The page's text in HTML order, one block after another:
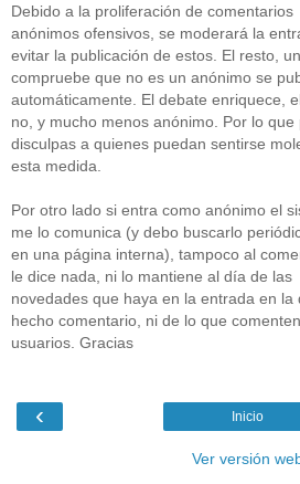
Debido a la proliferación de comentarios
anónimos ofensivos, se moderará la
evitar la publicación de estos. El resto,
compruebe que no es un anónimo se
automáticamente. El debate enriquece,
no, y mucho menos anónimo. Por lo que
disculpas a quienes puedan sentirse
esta medida.
Por otro lado si entra como anónimo el
me lo comunica (y debo buscarlo
en una página interna), tampoco al
le dice nada, ni lo mantiene al día de las
novedades que haya en la entrada en la
hecho comentario, ni de lo que
usuarios. Gracias
‹ Inicio
Ver versión